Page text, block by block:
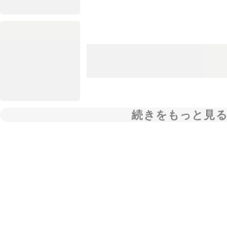
続きをもっと見る